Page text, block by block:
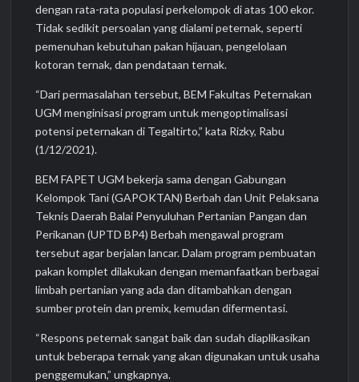
dengan rata-rata populasi perkelompok di atas 100 ekor.
Tidak sedikit persoalan yang dialami peternak, seperti
pemenuhan kebutuhan pakan hijauan, pengelolaan
kotoran ternak, dan pendataan ternak.
“Dari permasalahan tersebut, BEM Fakultas Peternakan
UGM menginisasi program untuk mengoptimalisasi
potensi peternakan di Tegaltirto,” kata Rizky, Rabu
(1/12/2021).
BEM FAPET UGM bekerja sama dengan Gabungan
Kelompok Tani (GAPOKTAN) Berbah dan Unit Pelaksana
Teknis Daerah Balai Penyuluhan Pertanian Pangan dan
Perikanan (UPTD BP4) Berbah mengawal program
tersebut agar berjalan lancar. Dalam program pembuatan
pakan komplet dilakukan dengan memanfaatkan berbagai
limbah pertanian yang ada dan ditambahkan dengan
sumber protein dan premix, kemudan difermentasi.
“Respons peternak sangat baik dan sudah diaplikasikan
untuk beberapa ternak yang akan digunakan untuk usaha
penggemukan,” ungkapnya.